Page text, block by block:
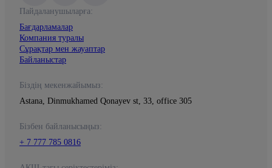
Пайдаланушыларға:
Бағдарламалар
Компания туралы
Сұрақтар мен жауаптар
Байланыстар
Біздің мекенжайымыз:
Astana, Dinmukhamed Qonayev st, 33, office 305
Бізбен байланысыңыз:
+ 7 777 785 0816